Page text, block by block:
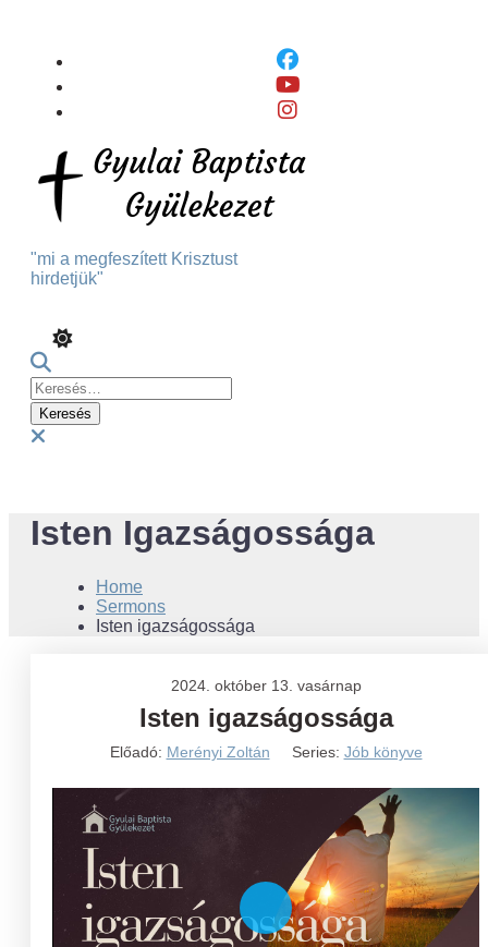
Content
"mi a megfeszített Krisztust
hirdetjük"
Keresés:
Isten Igazságossága
Home
Sermons
Isten igazságossága
2024. október 13. vasárnap
Isten igazságossága
Előadó: Merényi Zoltán Series: Jób könyve
Play